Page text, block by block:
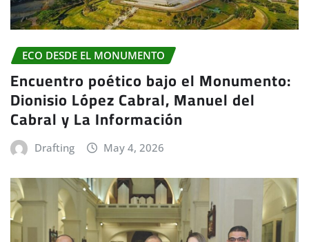
ECO DESDE EL MONUMENTO
Encuentro poético bajo el Monumento:
Dionisio López Cabral, Manuel del
Cabral y La Información
Drafting May 4, 2026